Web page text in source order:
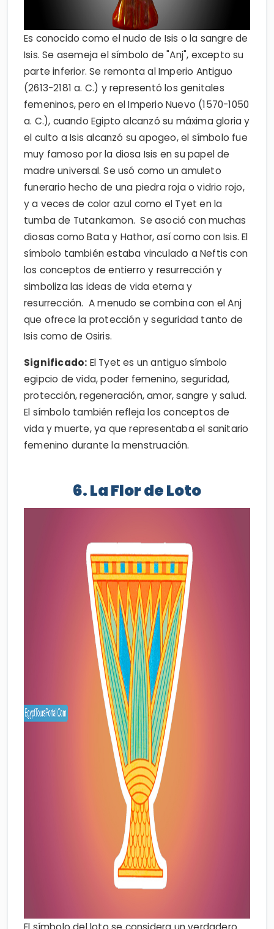
Es conocido como el nudo de Isis o la sangre de
Isis. Se asemeja el símbolo de "Anj", excepto su
parte inferior. Se remonta al Imperio Antiguo
(2613-2181 a. C.) y representó los genitales
femeninos, pero en el Imperio Nuevo (1570-1050
a. C.), cuando Egipto alcanzó su máxima gloria y
el culto a Isis alcanzó su apogeo, el símbolo fue
muy famoso por la diosa Isis en su papel de
madre universal. Se usó como un amuleto
funerario hecho de una piedra roja o vidrio rojo,
y a veces de color azul como el Tyet en la
tumba de Tutankamon. Se asoció con muchas
diosas como Bata y Hathor, así como con Isis. El
símbolo también estaba vinculado a Neftis con
los conceptos de entierro y resurrección y
simboliza las ideas de vida eterna y
resurrección. A menudo se combina con el Anj
que ofrece la protección y seguridad tanto de
Isis como de Osiris.
Significado: El Tyet es un antiguo símbolo
egipcio de vida, poder femenino, seguridad,
protección, regeneración, amor, sangre y salud.
El símbolo también refleja los conceptos de
vida y muerte, ya que representaba el sanitario
femenino durante la menstruación.
6. La Flor de Loto